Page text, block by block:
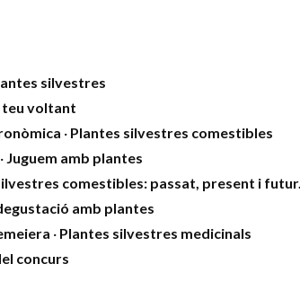
silvestres
teu voltant
· Plantes silvestres comestibles
Juguem amb plantes
comestibles: passat, present i futur.
amb plantes
· Plantes silvestres medicinals
concurs